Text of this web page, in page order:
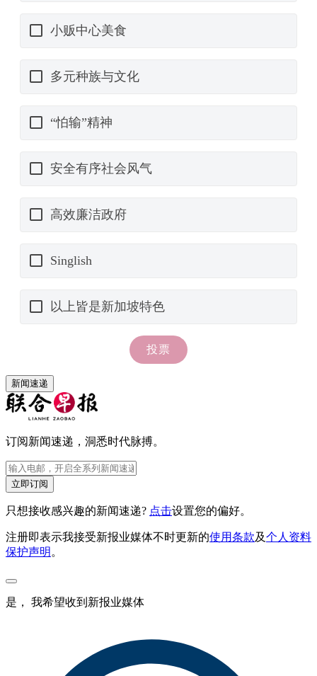
新闻速递
订阅新闻速递，洞悉时代脉搏。
立即订阅
只想接收感兴趣的新闻速递? 点击设置您的偏好。
注册即表示我接受新报业媒体不时更新的使用条款及个人资料
保护声明 。
是， 我希望收到新报业媒体